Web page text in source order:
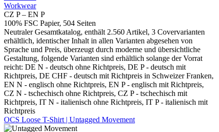
Workwear
CZ P – EN P
100% FSC Papier, 504 Seiten
Neutraler Gesamtkatalog, enthält 2.560 Artikel, 3 Covervarianten
erhältlich, identischer Inhalt in allen Varianten abgesehen von
Sprache und Preis, überzeugt durch moderne und übersichtliche
Gestaltung, folgende Varianten sind erhältlich solange der Vorrat
reicht: DE N - deutsch ohne Richtpreis, DE P - deutsch mit
Richtpreis, DE CHF - deutsch mit Richtpreis in Schweizer Franken,
EN N - englisch ohne Richtpreis, EN P - englisch mit Richtpreis,
CZ N - tschechisch ohne Richtpreis, CZ P - tschechisch mit
Richtpreis, IT N - italienisch ohne Richtpreis, IT P - italienisch mit
Richtpreis
OCS Loose T-Shirt | Untagged Movement